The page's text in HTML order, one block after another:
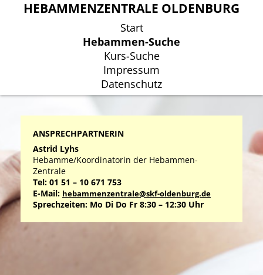
HEBAMMENZENTRALE OLDENBURG
Start
Hebammen-Suche
Kurs-Suche
Impressum
Datenschutz
HEBAMMENZENTRALE OLDENBURG
Start
Hebammen-Suche
Kurs-Suche
Impressum
Datenschutz
ANSPRECHPARTNERIN
Astrid Lyhs
Hebamme/Koordinatorin der Hebammen-
Zentrale
Tel: 01 51 – 10 671 753
E-Mail: hebammenzentrale@skf-oldenburg.de
Sprechzeiten: Mo Di Do Fr 8:30 – 12:30 Uhr